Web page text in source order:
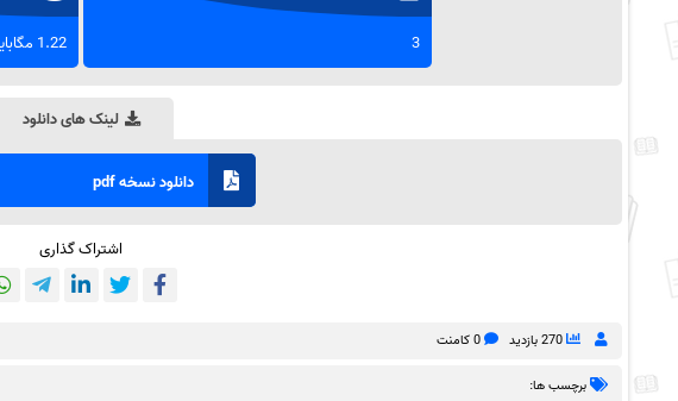
3 1.22 مگابایت
لینک های دانلود
دانلود نسخه pdf
اشتراک گذاری
270 بازدید 0 کامنت
برچسب ها: